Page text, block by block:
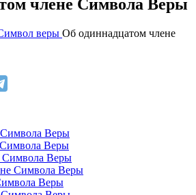
члене Символа Веры
веры Об одиннадцатом члене
Веры
Веры
Символа Веры
Символа Веры
Веры